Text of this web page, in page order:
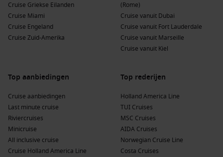
Cruise Griekse Eilanden
Cruise Miami
Cruise Engeland
Cruise Zuid-Amerika
(Rome)
Cruise vanuit Dubai
Cruise vanuit Fort Lauderdale
Cruise vanuit Marseille
Cruise vanuit Kiel
Top aanbiedingen
Cruise aanbiedingen
Last minute cruise
Riviercruises
Minicruise
All inclusive cruise
Cruise Holland America Line
Top rederijen
Holland America Line
TUI Cruises
MSC Cruises
AIDA Cruises
Norwegian Cruise Line
Costa Cruises